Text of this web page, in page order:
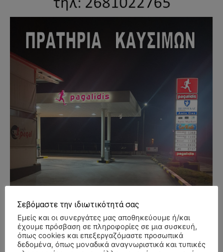
Σεβόμαστε την ιδιωτικότητά σας
Εμείς και οι συνεργάτες μας αποθηκεύουμε ή/και
έχουμε πρόσβαση σε πληροφορίες σε μια συσκευή,
όπως cookies και επεξεργαζόμαστε προσωπικά
δεδομένα, όπως μοναδικά αναγνωριστικά και τυπικές